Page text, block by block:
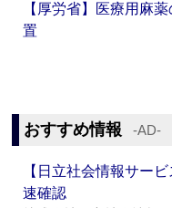
【厚労省】医療用麻
置
おすすめ情報 ‐AD‐
【日立社会情報サー
速確認